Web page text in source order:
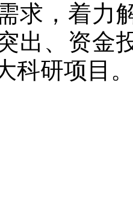
求，着力
出、资金
科研项目